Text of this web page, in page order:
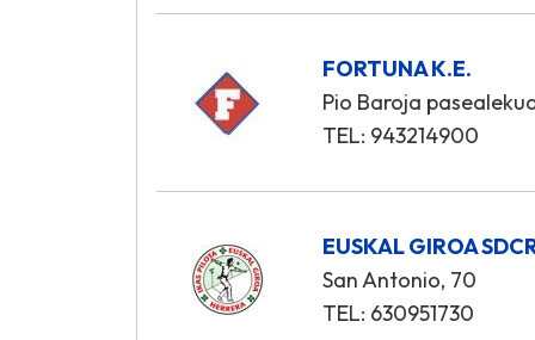
FORTUNA K.E.
Pio Baroja
TEL: 943214900
EUSKAL GIROA
San Antonio, 70
TEL: 630951730